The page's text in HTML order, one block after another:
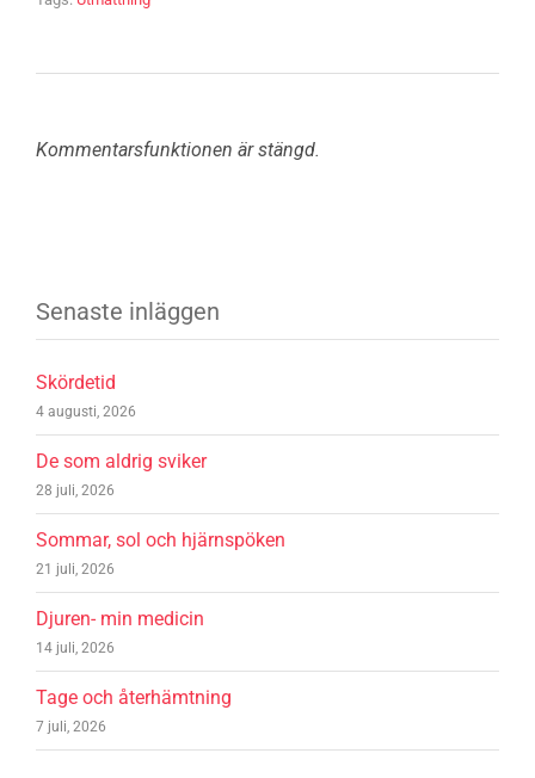
Kommentarsfunktionen är stängd.
Senaste inläggen
Skördetid
4 augusti, 2026
De som aldrig sviker
28 juli, 2026
Sommar, sol och hjärnspöken
21 juli, 2026
Djuren- min medicin
14 juli, 2026
Tage och återhämtning
7 juli, 2026